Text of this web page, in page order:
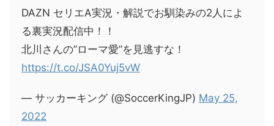
DAZN セリエA実況・解説でお馴染みの2人によ
る裏実況配信中！！
北川さんの”ローマ愛”を見逃すな！
https://t.co/JSA0Yuj5vW
— サッカーキング (@SoccerKingJP) May 25,
2022